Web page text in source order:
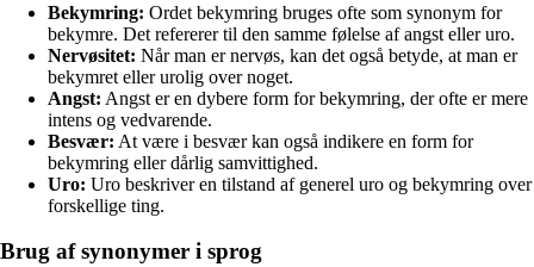
Bekymring: Ordet bekymring bruges ofte som synonym for
bekymre. Det refererer til den samme følelse af angst eller uro.
Nervøsitet: Når man er nervøs, kan det også betyde, at man er
bekymret eller urolig over noget.
Angst: Angst er en dybere form for bekymring, der ofte er mere
intens og vedvarende.
Besvær: At være i besvær kan også indikere en form for
bekymring eller dårlig samvittighed.
Uro: Uro beskriver en tilstand af generel uro og bekymring over
forskellige ting.
Brug af synonymer i sprog